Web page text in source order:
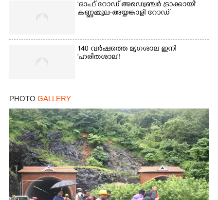
'ഓഫ് റോഡ് അഡ്വെഞ്ചർ ട്രാക്കായി'
കണ്ണമ്മൂല-അയ്യങ്കാളി റോഡ്
140 വർഷത്തെ മൃഗശാല ഇനി
'ഹരിതശാല'!
PHOTO GALLERY
Copy Link